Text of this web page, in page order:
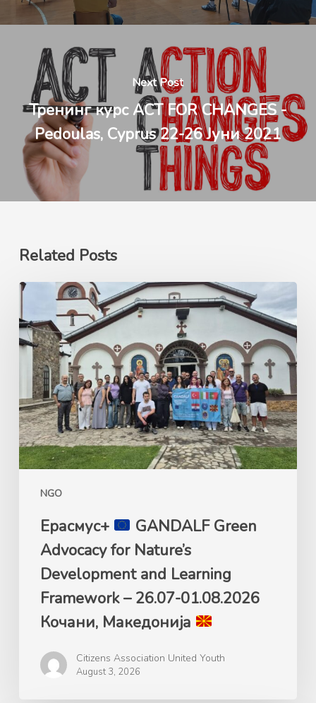
Next Post
Тренинг курс ACT FOR CHANGES -
Pedoulas, Cyprus 22-26 Јуни 2021
Related Posts
NGO
Ерасмус+
GANDALF
Green
Advocacy
Nature’s
Development
and
Learning
26.07-
01.08.2026
Кочани,
Македонија
Ерасмус+
GANDALF Green
Advocacy for Nature’s
Development and Learning
Framework – 26.07-01.08.2026
Кочани, Македонија
Citizens Association United Youth
August 3, 2026